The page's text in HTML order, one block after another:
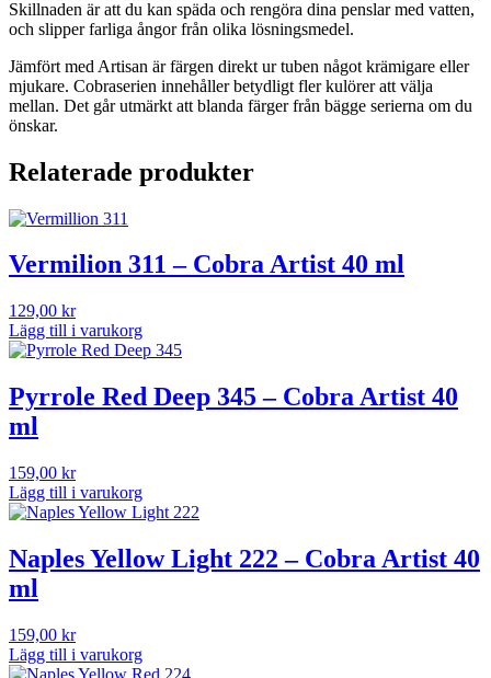
Skillnaden är att du kan späda och rengöra dina penslar med vatten,
och slipper farliga ångor från olika lösningsmedel.
Jämfört med Artisan är färgen direkt ur tuben något krämigare eller
mjukare. Cobraserien innehåller betydligt fler kulörer att välja
mellan. Det går utmärkt att blanda färger från bägge serierna om du
önskar.
Relaterade produkter
Vermilion 311 – Cobra Artist 40 ml
129,00 kr
Lägg till i varukorg
Pyrrole Red Deep 345 – Cobra Artist 40
ml
159,00 kr
Lägg till i varukorg
Naples Yellow Light 222 – Cobra Artist 40
ml
159,00 kr
Lägg till i varukorg